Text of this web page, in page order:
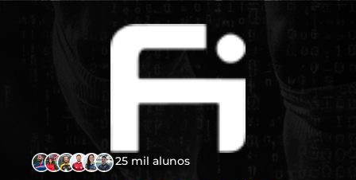
+ 25 mil alunos